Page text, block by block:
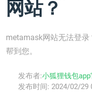
网站？
metamask网站无法登
帮到您。
发布者:小狐狸钱包app
发布时间: 2024/02/29